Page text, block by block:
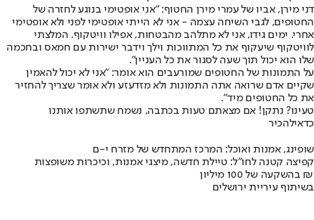
דני מירן, אביו של עמרי מירן החטוף: "אני אופטימי בנוגע לחזרה של
החטופים, לגבי השיחה עצמה - אני לא הייתי אופטימי לפני ולא אופטימי
אחרי. ימים גידו, אני לא מתלהב מהבטחות, אפילו וויטקוף. המלצתי
לוויטקוף שיעקוף את כל המתווכות וילך וידבר ישירות עם חמאס ובחכמה
שלו הוא יכול תוך שעה לסגור את כל העניין".
על התמונות של החטופים שמורעבים הוא אומר: "אני לא יכול להאמין
שקיים אדם שרואה אתה התמונות ולא מזדעזע ולא אומר שצריך להחזיר
את כל החטופים מיד".
טעינו? נתקן! אם מצאתם טעות בכתבה, נשמח שתשתפו אותנו
כדאילהכיר
שופינג, אמנות ואוכל: המרכז המתחדש של מזרח י-ם
קפיצה קטנה לחו"ל: טיילת חדשה, מיצגי אמנות, וכיכרות משופצות
בהשקעה של 100 מיליון ₪
בשיתוף עיריית ירושלים